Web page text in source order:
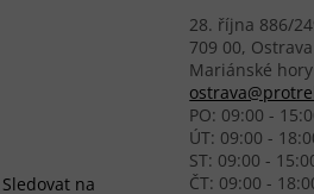
Sledovat na
28. října 886/
709 00,
Mariánské hory
PO: 09:00 -
ÚT: 09:00 -
ST: 09:00 -
ČT: 09:00 -